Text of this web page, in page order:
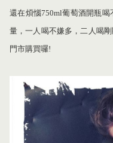
還在煩惱750ml葡萄酒開瓶
量，一人喝不嫌多，二人喝
門市購買囉!